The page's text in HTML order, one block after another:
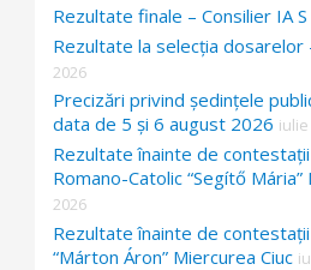
Rezultate finale – Consilier IA S
Rezultate la selecția dosarelor
2026
Precizări privind ședințele
data de 5 și 6 august 2026 iulie
Rezultate înainte de
Romano-Catolic “Segítő Mária”
2026
Rezultate înainte de
“Márton Áron” Miercurea Ciuc